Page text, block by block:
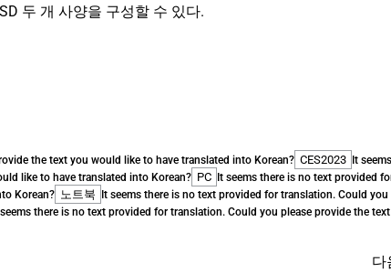
두 개 사양을 구성할 수 있다.
the text you would like to have translated into Korean? CES2023
It seems
like to have translated into Korean? PC
It seems there is no text provided
Korean? 노트북
It seems there is no text provided for translation. Could you
seems there is no text provided for translation. Could you please provide the text
다